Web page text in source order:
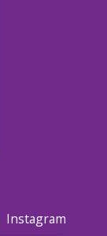
Instagram